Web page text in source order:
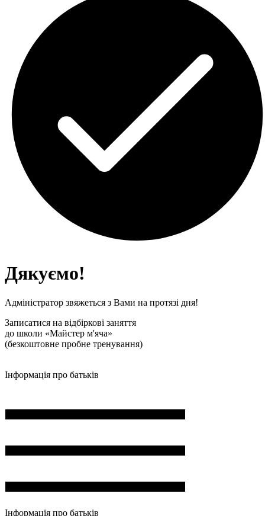
Дякуємо!
Адміністратор звяжеться з Вами на протязі дня!
Записатися на відбіркові заняття
до школи «Майстер м'яча»
(безкоштовне пробне тренування)
Інформація про батьків
Інформація про батьків